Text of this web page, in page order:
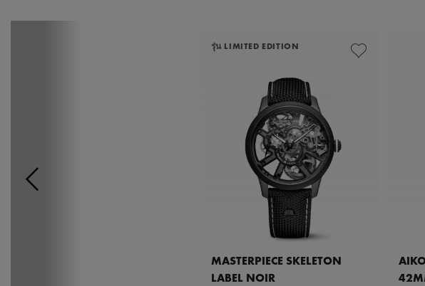
รุ่น LIMITED EDITION
MASTERPIECE SKELETON
LABEL NOIR